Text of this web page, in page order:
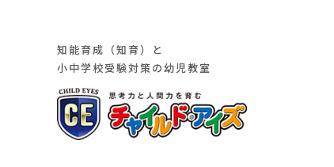
知能育成（知育）と
小中学校受験対策の幼児教室